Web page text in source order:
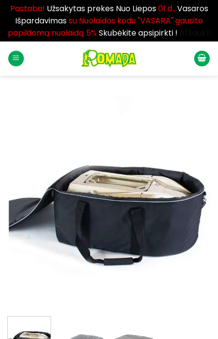
Pastaba! Užsakytas prekes Nuo Liepos01 d.,Vasaros
Išpardavimassu Nuolaidos kodu "VASARA" gausite
papildomą nuolaidą 5%Skubėkite apsipirkti !